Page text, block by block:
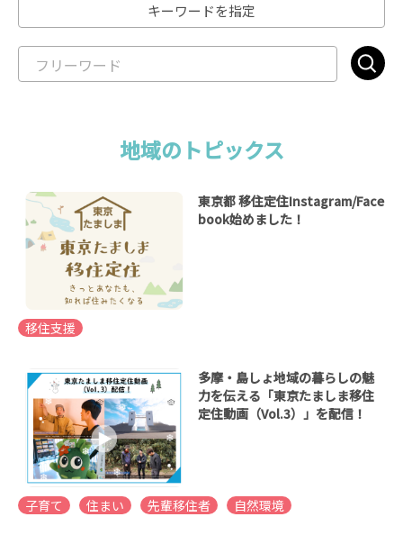
キーワードを指定
地域のトピックス
東京都 移住定住Instagram/Face
book始めました！
移住支援
多摩・島しょ地域の暮らしの魅
力を伝える「東京たましま移住
定住動画（Vol.3）」を配信！
子育て 住まい 先輩移住者 自然環境